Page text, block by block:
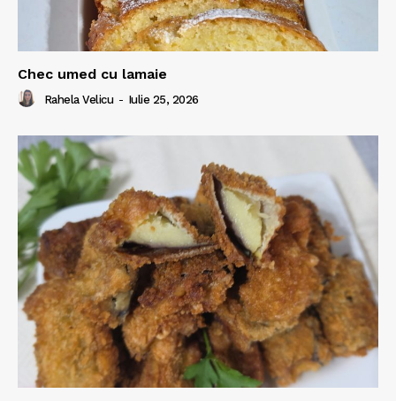
Chec umed cu lamaie
Rahela Velicu - Iulie 25, 2026